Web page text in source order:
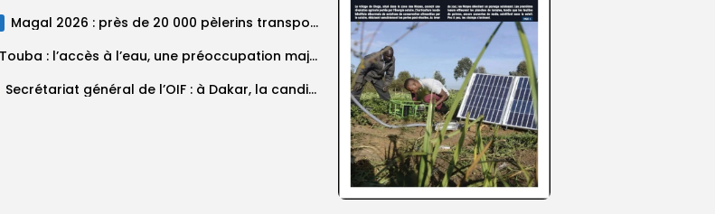
Magal 2026 : près de 20 000 pèlerins transportés vers Touba en...
Touba : l’accès à l’eau, une préoccupation majeure avant le Grand Magal
Secrétariat général de l’OIF : à Dakar, la candidate Coumba Bâ, décline...